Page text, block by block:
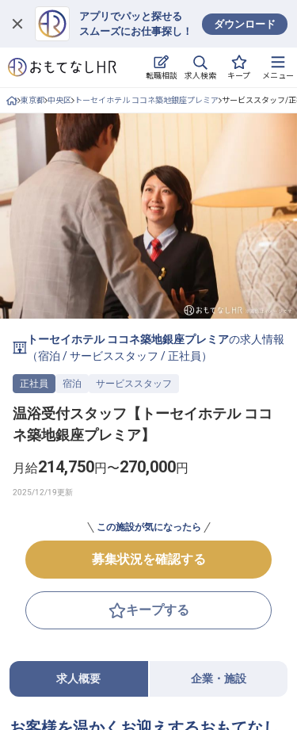
アプリでパッと探せる
スムーズにお仕事探し！
ダウンロード
転職相談 求人検索 キープ メニュー
ログイン
求人・施設を探す
キープした求人
就職・転職 合同説明会
おもてなしHRについて
ご利用の流れ
よくある質問
ホテル・宿泊業界情報コラム
無料 転職サポートに申し込む
採用をお考えの企業様へ
東京都 中央区 トーセイホテル ココネ築地銀座プレミア サービススタッフ/正
トーセイホテル ココネ築地銀座プレミアの求人情報
（宿泊 /サービススタッフ /正社員 ）
正社員 宿泊 サービススタッフ
温浴受付スタッフ【トーセイホテル ココ
ネ築地銀座プレミア】
月給214,750円〜270,000円
この施設が気になったら
募集状況を確認する
キープする
求人概要 企業・施設